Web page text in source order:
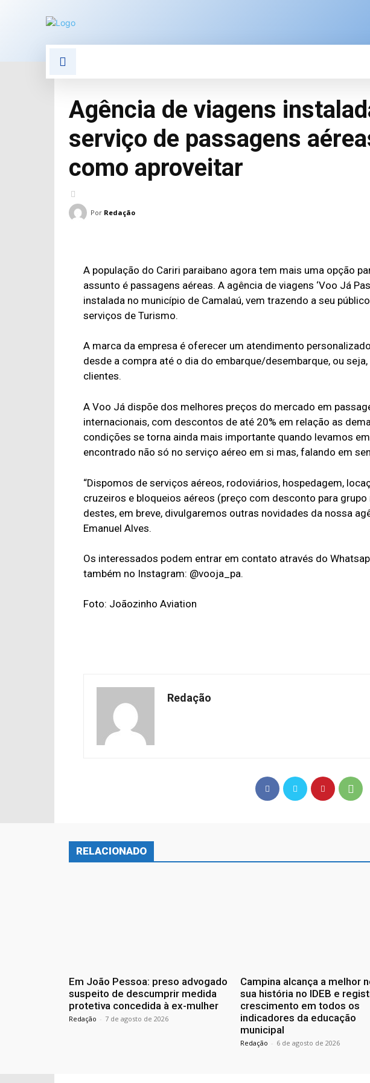
Agência de viagens
serviço de passagens
como aproveitar
Por Redação
A população do Cariri paraibano agora tem mais uma opção
assunto é passagens aéreas. A agência de viagens ‘Voo Já
instalada no município de Camalaú, vem trazendo a seu
serviços de Turismo.
A marca da empresa é oferecer um atendimento
desde a compra até o dia do embarque/desembarque, ou
clientes.
A Voo Já dispõe dos melhores preços do mercado em
internacionais, com descontos de até 20% em relação as
condições se torna ainda mais importante quando levamos
encontrado não só no serviço aéreo em si mas, falando em
“Dispomos de serviços aéreos, rodoviários, hospedagem,
cruzeiros e bloqueios aéreos (preço com desconto para
destes, em breve, divulgaremos outras novidades da nossa
Emanuel Alves.
Os interessados podem entrar em contato através do
também no Instagram: @vooja_pa.
Foto: Joãozinho Aviation
Redação
RELACIONADO
Em João Pessoa: preso advogado
suspeito de descumprir medida
protetiva concedida à ex-mulher
Redação - 7 de agosto de 2026
Campina alcança a melhor
sua história no IDEB e
crescimento em todos os
indicadores da educação
municipal
Redação - 6 de agosto de 2026